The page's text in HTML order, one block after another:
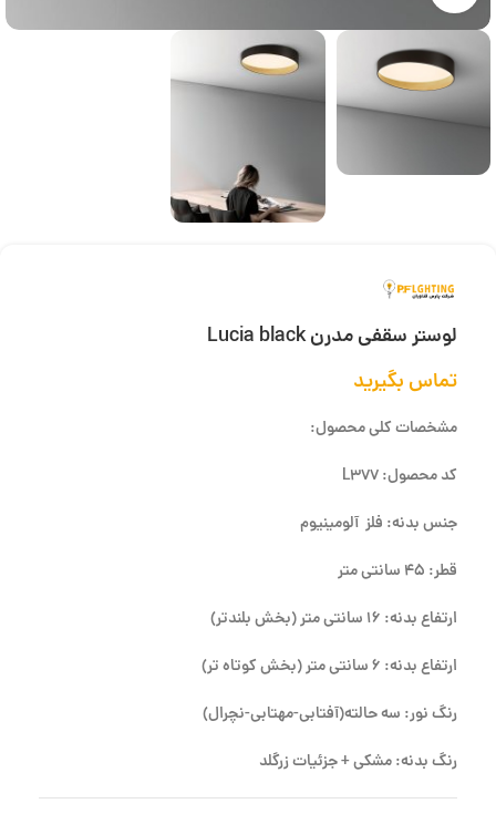
لوستر سقفی مدرن Lucia black
تماس بگیرید
مشخصات کلی محصول:
کد محصول: L377
جنس بدنه: فلز آلومینیوم
قطر: 45 سانتی متر
ارتفاع بدنه: 16 سانتی متر (بخش بلندتر)
ارتفاع بدنه: 6 سانتی متر (بخش کوتاه تر)
رنگ نور: سه حالته(آفتابی-مهتابی-نچرال)
رنگ بدنه: مشکی + جزئیات زرگلد